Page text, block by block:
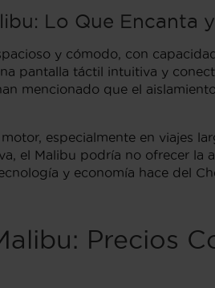
Lo Que Encanta
y cómodo, con
pantalla táctil intuitiva y
mencionado que el
especialmente en viajes
el Malibu podría no ofrecer la
y economía hace del
Precios